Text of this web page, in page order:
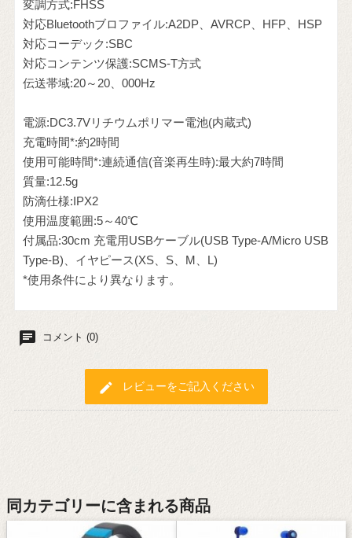
変調方式:FHSS
対応Bluetoothブロファイル:A2DP、AVRCP、HFP、HSP
対応コーデック:SBC
対応コンテンツ保護:SCMS-T方式
伝送帯域:20～20、000Hz
電源:DC3.7Vリチウムポリマー電池(内蔵式)
充電時間*:約2時間
使用可能時間*:連続通信(音楽再生時):最大約7時間
質量:12.5g
防滴仕様:IPX2
使用温度範囲:5～40℃
付属品:30cm 充電用USBケーブル(USB Type-A/Micro USB
Type-B)、イヤピース(XS、S、M、L)
*使用条件により異なります。
chat コメント (0)
edit レビューをご記入ください
同カテゴリーに含まれる商品